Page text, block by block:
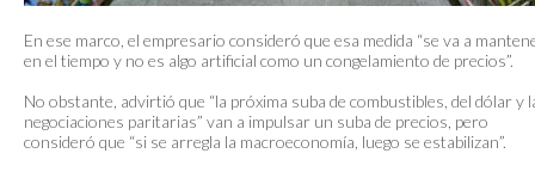
En ese marco, el empresario consideró que esa medida “se va a
en el tiempo y no es algo artificial como un congelamiento de precios”.
No obstante, advirtió que “la próxima suba de combustibles, del dólar y
negociaciones paritarias” van a impulsar un suba de precios, pero
consideró que “si se arregla la macroeconomía, luego se estabilizan”.